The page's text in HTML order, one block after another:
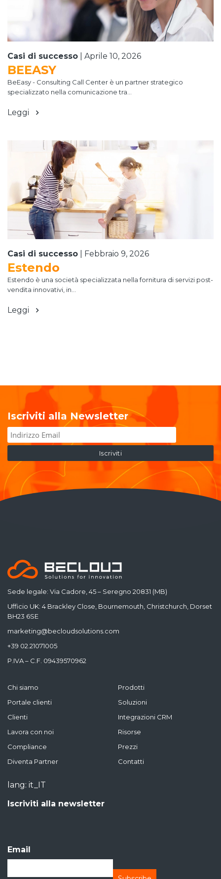
Casi di successo Aprile 10, 2026
BEEASY
BeEasy - Consulting Call Center è un partner strategico
specializzato nella comunicazione tra...
Leggi
Casi di successo Febbraio 9, 2026
Estendo
Estendo è una società specializzata nella fornitura di servizi post-
vendita innovativi, in...
Leggi
Iscriviti alla Newsletter
Sede legale: Via Cadore, 45 – Seregno 20831 (MB)
Ufficio UK: 4 Brackley Close, Bournemouth, Christchurch, Dorset
BH23 6SE
marketing@becloudsolutions.com
+39 02.21071005
P.IVA – C.F. 09439570962
Chi siamo
Portale clienti
Clienti
Lavora con noi
Compliance
Prodotti
Soluzioni
Integrazioni CRM
Risorse
Prezzi
Diventa Partner
Contatti
lang: it_IT
Iscriviti alla newsletter
Email